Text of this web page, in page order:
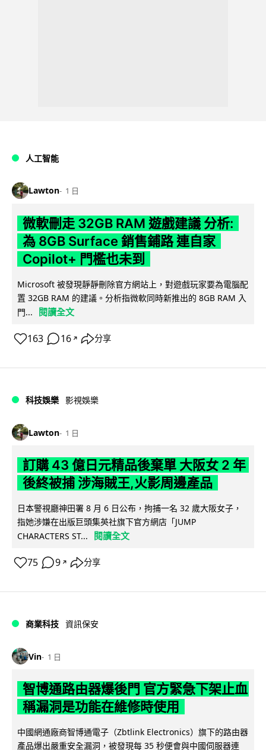
人工智能
Lawton 1 日
微軟刪走 32GB RAM 遊戲建議 分析:
為 8GB Surface 銷售鋪路 連自家
Copilot+ 門檻也未到
Microsoft 被發現靜靜刪除官方網站上，對遊戲玩家要為電腦配
置 32GB RAM 的建議。分析指微軟同時新推出的 8GB RAM 入
門...
閱讀全文
163 16 ↗ 分享
科技娛樂 影視娛樂
Lawton 1 日
訂購 43 億日元精品後棄單 大阪女 2 年
後終被捕 涉海賊王,火影周邊產品
日本警視廳神田署 8 月 6 日公布，拘捕一名 32 歲大阪女子，
指她涉嫌在出版巨頭集英社旗下官方網店「JUMP
CHARACTERS ST...
閱讀全文
75 9 ↗ 分享
商業科技 資訊保安
Vin 1 日
智博通路由器爆後門 官方緊急下架止血
稱漏洞是功能在維修時使用
中國網通廠商智博通電子（Zbtlink Electronics）旗下的路由器
產品爆出嚴重安全漏洞，被發現每 35 秒便會與中國伺服器連